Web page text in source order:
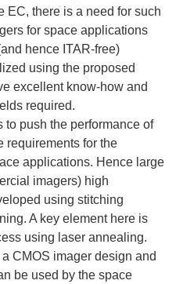
EC, there is a need for such
for space applications
hence ITAR-free)
using the proposed
excellent know-how and
required.
to push the performance of
requirements for the
applications. Hence large
imagers) high
using stitching
A key element here is
using laser annealing.
CMOS imager design and
be used by the space